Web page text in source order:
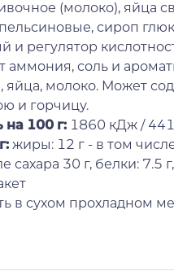
(молоко), яйца
сироп
и регулятор
аммония, соль и
яйца, молоко. Может
и горчицу.
на 100 г: 1860 кДж /
жиры: 12 г - в том
сахара 30 г, белки: 7.5
в сухом прохладном